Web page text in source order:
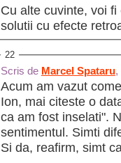
Cu alte cuvinte, voi
solutii cu efecte
22
Scris de Marcel Spataru,
Acum am vazut
Ion, mai citeste o
ca am fost inselati".
sentimentul. Simti
Si da, reafirm, simt